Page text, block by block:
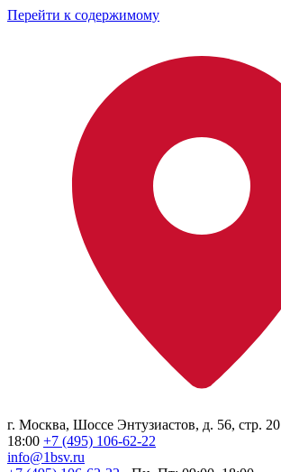
Перейти к содержимому
г. Москва, Шоссе Энтузиастов, д. 56, стр. 20
18:00 +7 (495) 106-62-22
info@1bsv.ru